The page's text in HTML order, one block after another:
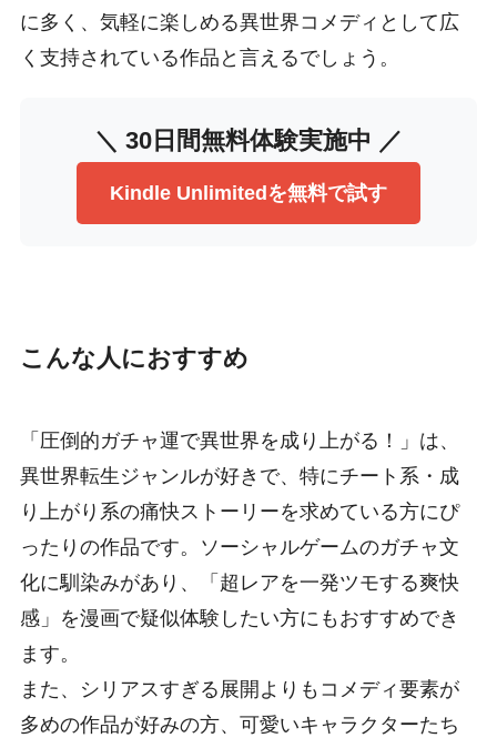
に多く、気軽に楽しめる異世界コメディとして広
く支持されている作品と言えるでしょう。
＼ 30日間無料体験実施中 ／
Kindle Unlimitedを無料で試す
こんな人におすすめ
「圧倒的ガチャ運で異世界を成り上がる！」は、
異世界転生ジャンルが好きで、特にチート系・成
り上がり系の痛快ストーリーを求めている方にぴ
ったりの作品です。ソーシャルゲームのガチャ文
化に馴染みがあり、「超レアを一発ツモする爽快
感」を漫画で疑似体験したい方にもおすすめでき
ます。
また、シリアスすぎる展開よりもコメディ要素が
多めの作品が好みの方、可愛いキャラクターたち